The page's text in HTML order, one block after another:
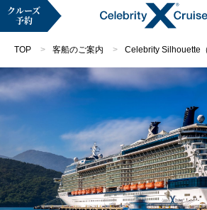
マイページ メ
クルーズ検索
クルーズ
予約
TOP 客船のご案内 Celebrity Silhouette